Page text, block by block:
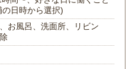
日時から選択)
お風呂、洗面所、リビン